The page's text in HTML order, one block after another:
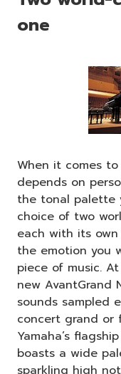
one
When it comes
depends on
the tonal palette
choice of two
each with its
the emotion you
piece of music.
new AvantGrand
sounds sampled
concert grand or
Yamaha’s
boasts a wide
sparkling high